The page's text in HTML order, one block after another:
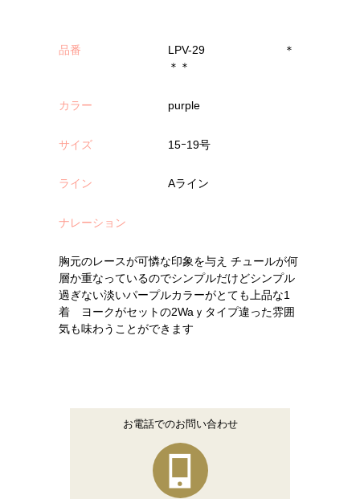
品番
LPV-29 ＊
＊＊
カラー purple
サイズ 15ｰ19号
ライン Aライン
ナレーション
胸元のレースが可憐な印象を与え チュールが何
層か重なっているのでシンプルだけどシンプル
過ぎない淡いパープルカラーがとても上品な1
着 ヨークがセットの2Waｙタイプ違った雰囲
気も味わうことができます
お電話でのお問い合わせ